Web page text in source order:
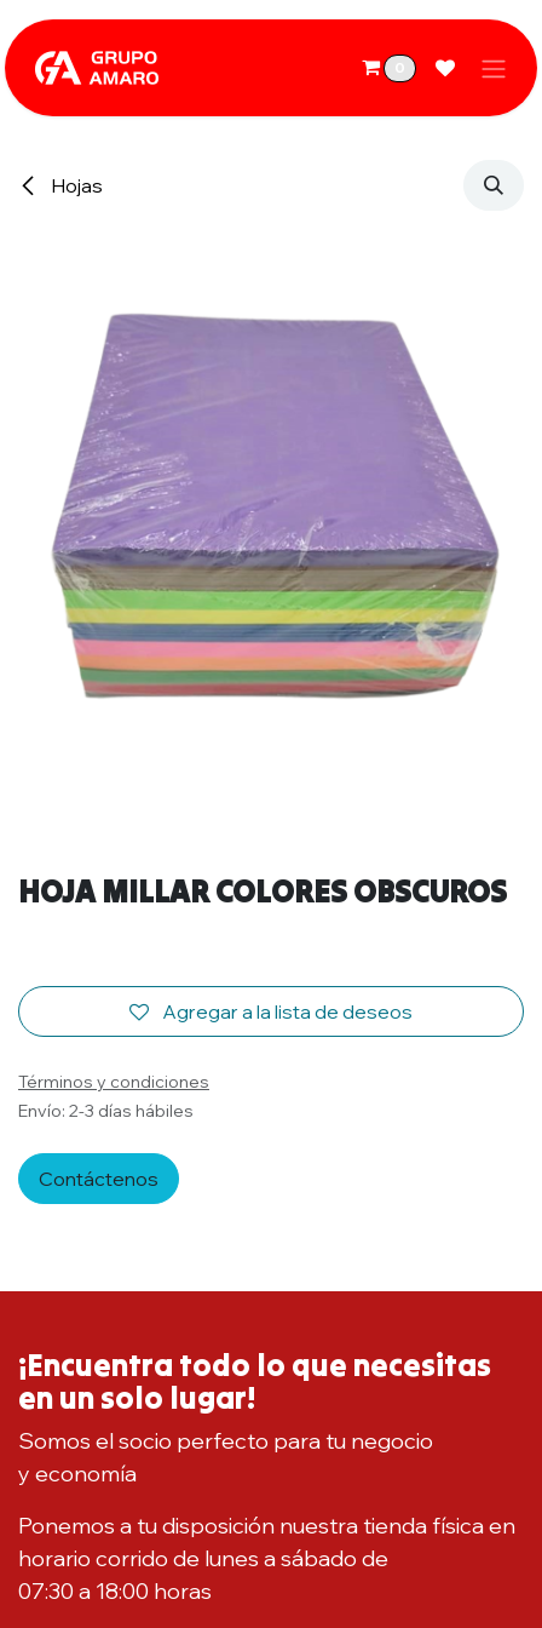
Ir al contenido
0
Hojas
HOJA MILLAR COLORES OBSCUROS
Agregar a la lista de deseos
Términos y condiciones
Envío: 2-3 días hábiles
Contáctenos
¡Encuentra todo lo que necesitas
en un solo lugar!
Somos el socio perfecto para tu negocio
y economía
Ponemos a tu disposición nuestra tienda física en
horario corrido de lunes a sábado de
07:30 a 18:00 horas